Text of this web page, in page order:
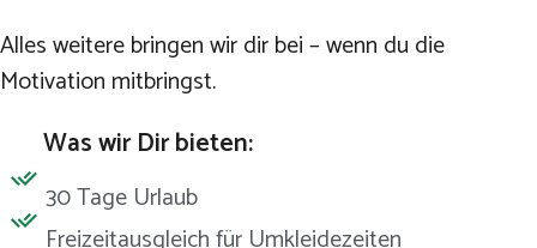
Alles weitere bringen wir dir bei – wenn du die
Motivation mitbringst.
Was wir Dir bieten:
30 Tage Urlaub